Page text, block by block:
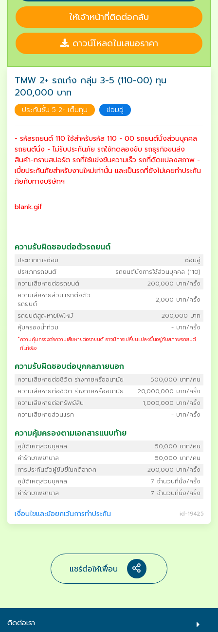
ให้เจ้าหน้าที่ติดต่อกลับ
ดาวน์โหลดใบเสนอราคา
TMW 2+ รถเก๋ง กลุ่ม 3-5 (110-00) ทุน
200,000 บาท
ประกันชั้น 5 2+ เต็มทุน ซ่อมอู่
- รหัสรถยนต์ 110 ใช้สำหรับรหัส 110 - 00 รถยนต์นั่งส่วนบุคคล
รถยนต์นั่ง - ไม่รับประกันภัย รถใช้ทดลองขับ รถธุรกิจขนส่ง
สินค้า-ทรานสปอร์ต รถที่ใช้แข่งขันความเร็ว รถที่ดัดแปลงสภาพ -
เบี้ยประกันภัยสำหรับงานใหม่เท่านั้น และเป็นรถที่ยังไม่เคยทำประกัน
ภัยกับทางบริษัทฯ
blank.gif
ความรับผิดชอบต่อตัวรถยนต์
ประเภทการซ่อม
ซ่อมอู่
ประเภทรถยนต์
รถยนต์นั่งการใช้ส่วนบุคคล (110)
ความเสียหายต่อรถยนต์
200,000 บาท/ครั้ง
ความเสียหายส่วนแรกต่อตัว
รถยนต์
2,000 บาท/ครั้ง
รถยนต์สูญหายไฟไหม้
200,000 บาท
คุ้มครองน้ำท่วม
- บาท/ครั้ง
*ความคุ้มครองต่อความเสียหายต่อรถยนต์ อาจมีการเปลี่ยนแปลงขึ้นอยู่กับสภาพรถยนต์
ที่แท้จริง
ความรับผิดชอบต่อบุคคลภายนอก
ความเสียหายต่อชีวิต ร่างกายหรืออนามัย
500,000 บาท/คน
ความเสียหายต่อชีวิต ร่างกายหรืออนามัย
20,000,000 บาท/ครั้ง
ความเสียหายต่อทรัพย์สิน
1,000,000 บาท/ครั้ง
ความเสียหายส่วนแรก
- บาท/ครั้ง
ความคุ้มครองตามเอกสารแนบท้าย
อุบัติเหตุส่วนบุคคล
50,000 บาท/คน
ค่ารักษาพยาบาล
50,000 บาท/คน
การประกันตัวผู้ขับขี่ในคดีอาญา
200,000 บาท/ครั้ง
อุบัติเหตุส่วนบุคคล
7 จำนวนที่นั่ง/ครั้ง
ค่ารักษาพยาบาล
7 จำนวนที่นั่ง/ครั้ง
เงื่อนไขและข้อยกเว้นการทำประกัน id-19425
แชร์ต่อให้เพื่อน
ติดต่อเรา